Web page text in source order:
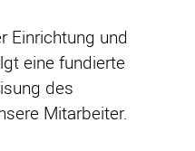
Einrichtung und
eine fundierte
des
Mitarbeiter.